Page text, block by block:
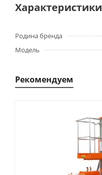
Характеристики
Родина бренда
Модель
Рекомендуем